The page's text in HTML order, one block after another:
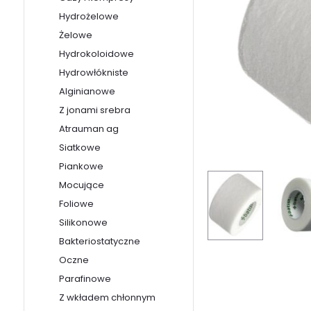
Hydrożelowe
Żelowe
Hydrokoloidowe
Hydrowłókniste
Alginianowe
Z jonami srebra
Atrauman ag
Siatkowe
Piankowe
Mocujące
Foliowe
Silikonowe
Bakteriostatyczne
Oczne
Parafinowe
Z wkładem chłonnym